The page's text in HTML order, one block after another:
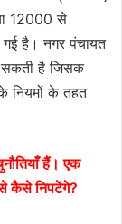
12000 से
है। नगर पंचायत
सकती है जिसक
के नियमों के तहत
हैं। एक
कैसे निपटेंगे?